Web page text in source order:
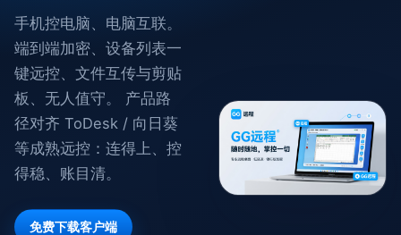
手机控电脑、电脑互联。
端到端加密、设备列表一
键远控、文件互传与剪贴
板、无人值守。 产品路
径对齐 ToDesk / 向日葵
等成熟远控：连得上、控
得稳、账目清。
免费下载客户端